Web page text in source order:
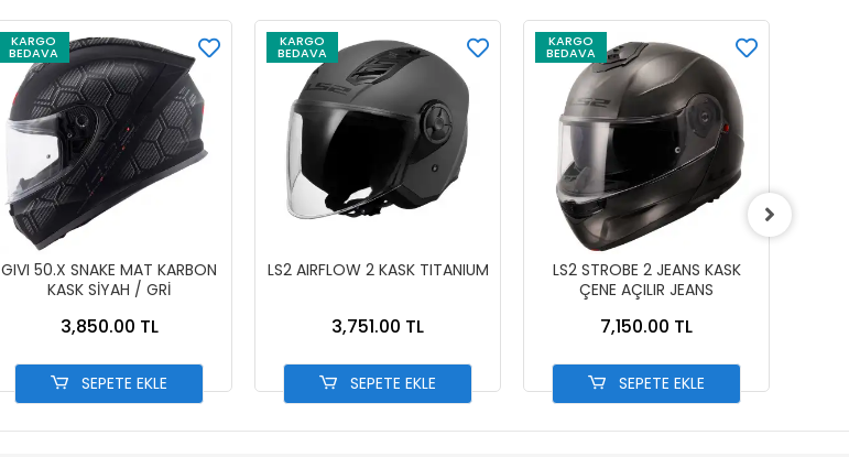
KARGO
BEDAVA
GIVI 50.X SNAKE MAT KARBON
KASK SİYAH / GRİ
3,850.00 TL
SEPETE EKLE
KARGO
BEDAVA
LS2 AIRFLOW 2 KASK TITANIUM
3,751.00 TL
SEPETE EKLE
KARGO
BEDAVA
LS2 STROBE 2 JEANS KASK
ÇENE AÇILIR JEANS
7,150.00 TL
SEPETE EKLE